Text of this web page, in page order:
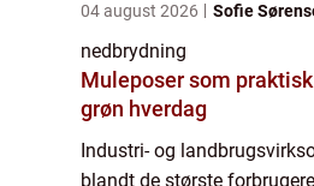
04 august 2026 Sofie
nedbrydning
Muleposer som
grøn hverdag
Industri- og
blandt de største